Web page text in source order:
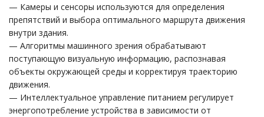
— Камеры и сенсоры используются для определения
препятствий и выбора оптимального маршрута движения
внутри здания.
— Алгоритмы машинного зрения обрабатывают
поступающую визуальную информацию, распознавая
объекты окружающей среды и корректируя траекторию
движения.
— Интеллектуальное управление питанием регулирует
энергопотребление устройства в зависимости от